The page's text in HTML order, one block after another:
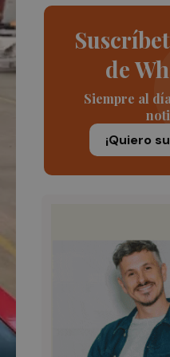
de
Siempre al
¡Quiero